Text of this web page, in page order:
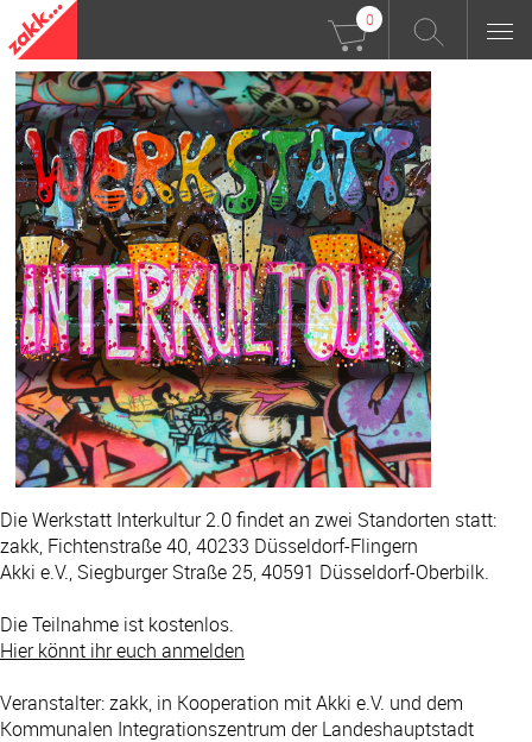
0
Die Werkstatt Interkultur 2.0 findet an zwei Standorten statt:
zakk, Fichtenstraße 40, 40233 Düsseldorf-Flingern
Akki e.V., Siegburger Straße 25, 40591 Düsseldorf-Oberbilk.
Die Teilnahme ist kostenlos.
Hier könnt ihr euch anmelden
Veranstalter: zakk, in Kooperation mit Akki e.V. und dem
Kommunalen Integrationszentrum der Landeshauptstadt